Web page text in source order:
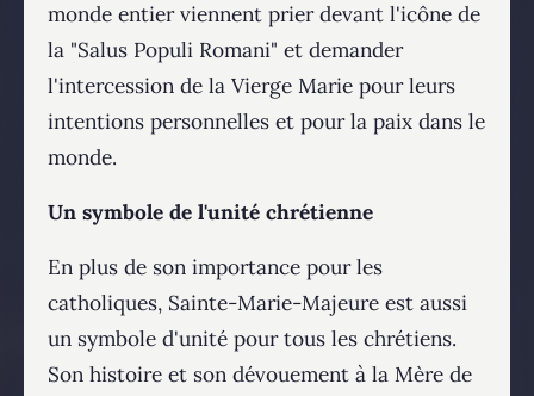
monde entier viennent prier devant l'icône de
la "Salus Populi Romani" et demander
l'intercession de la Vierge Marie pour leurs
intentions personnelles et pour la paix dans le
monde.
Un symbole de l'unité chrétienne
En plus de son importance pour les
catholiques, Sainte-Marie-Majeure est aussi
un symbole d'unité pour tous les chrétiens.
Son histoire et son dévouement à la Mère de